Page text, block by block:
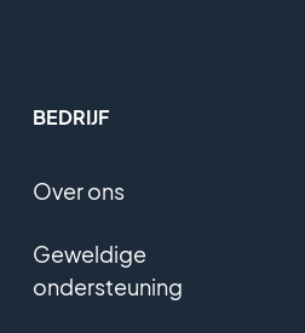
BEDRIJF
Over ons
Geweldige
ondersteuning